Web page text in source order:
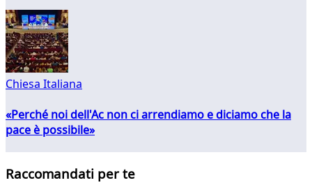
Chiesa Italiana
«Perché noi dell'Ac non ci arrendiamo e diciamo che la
pace è possibile»
Raccomandati per te